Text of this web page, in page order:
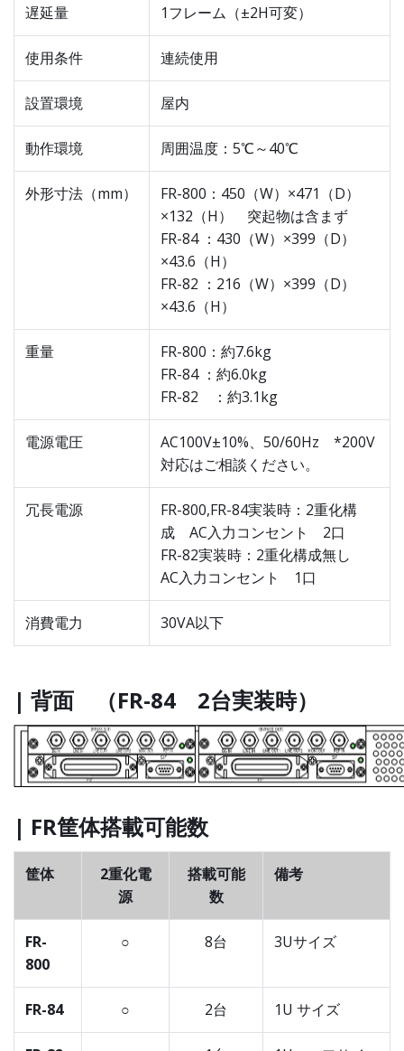
遅延量 1フレーム（±2H可変）
使用条件 連続使用
設置環境 屋内
動作環境 周囲温度：5℃～40℃
外形寸法（mm）
FR-800：450（W）×471（D）
×132（H） 突起物は含まず
FR-84 ：430（W）×399（D）
×43.6（H）
FR-82 ：216（W）×399（D）
×43.6（H）
重量
FR-800：約7.6kg
FR-84 ：約6.0kg
FR-82 ：約3.1kg
電源電圧
AC100V±10%、50/60Hz *200V
対応はご相談ください。
冗長電源
FR-800,FR-84実装時：2重化構
成 AC入力コンセント 2口
FR-82実装時：2重化構成無し
AC入力コンセント 1口
消費電力 30VA以下
| 背面 （FR-84 2台実装時）
| FR筐体搭載可能数
筐体
2重化電
源
搭載可能
数
備考
FR-
800
○ 8台 3Uサイズ
FR-84 ○ 2台 1U サイズ